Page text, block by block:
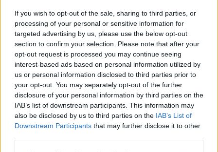
If you wish to opt-out of the sale, sharing to third parties, or
processing of your personal or sensitive information for
targeted advertising by us, please use the below opt-out
section to confirm your selection. Please note that after your
opt-out request is processed you may continue seeing
interest-based ads based on personal information utilized by
us or personal information disclosed to third parties prior to
your opt-out. You may separately opt-out of the further
disclosure of your personal information by third parties on the
IAB’s list of downstream participants. This information may
also be disclosed by us to third parties on the IAB’s List of
Downstream Participants that may further disclose it to other
Αδ. Γεωργιάδης: Οι
εκλογές είναι ωραίο
πράγμα
30/06/2022 - 11:02
Μετά τους Ισραηλινούς,
έρχονται οι Σαουδάραβες
01/07/2022 - 08:02